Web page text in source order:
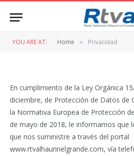
YOU ARE AT: Home » Privacidad
En cumplimiento de la Ley Orgánica
diciembre, de Protección de Datos de
la Normativa Europea de Protección
de mayo de 2018, le informamos que
que nos suministre a través del portal
www.rtvalhaurinelgrande.com, vía